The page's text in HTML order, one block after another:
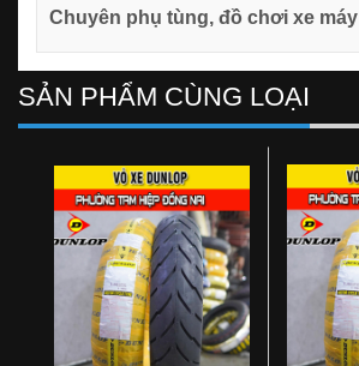
Chuyên phụ tùng, đồ chơi xe máy
SẢN PHẨM CÙNG LOẠI